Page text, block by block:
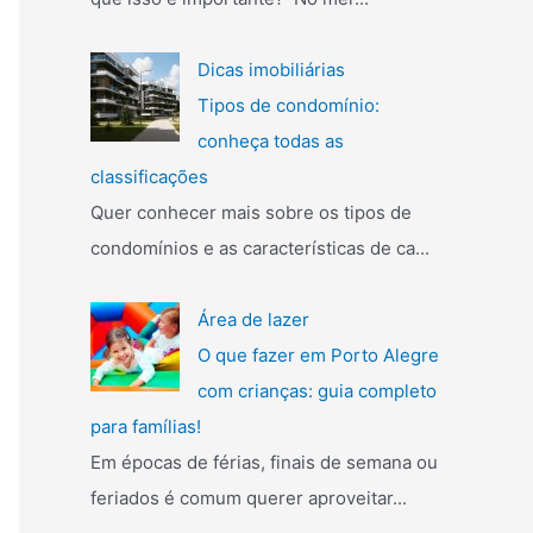
Dicas imobiliárias
Tipos de condomínio:
conheça todas as
classificações
Quer conhecer mais sobre os tipos de
condomínios e as características de ca...
Área de lazer
O que fazer em Porto Alegre
com crianças: guia completo
para famílias!
Em épocas de férias, finais de semana ou
feriados é comum querer aproveitar...